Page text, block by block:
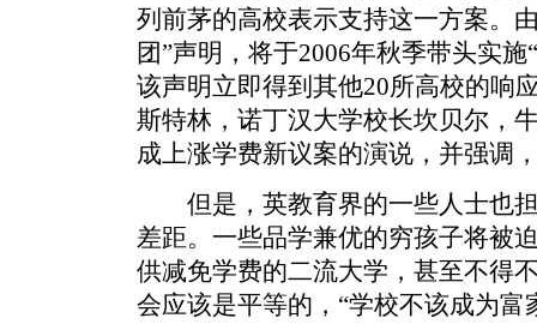
列前茅的高校表示支持这一方案。
团”声明，将于2006年秋季带头实
该声明立即得到其他20所高校的响
斯特林，诺丁汉大学校长坎贝尔，
成上涨学费新议案的演说，并强调
但是，英教育界的一些人士也担
差距。一些品学兼优的穷孩子将被
供减免学费的二流大学，甚至不得
会应该是平等的，“学校不该成为富